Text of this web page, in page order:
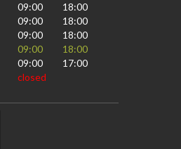
09:00
18:00
09:00
18:00
09:00
18:00
09:00
18:00
09:00
17:00
closed